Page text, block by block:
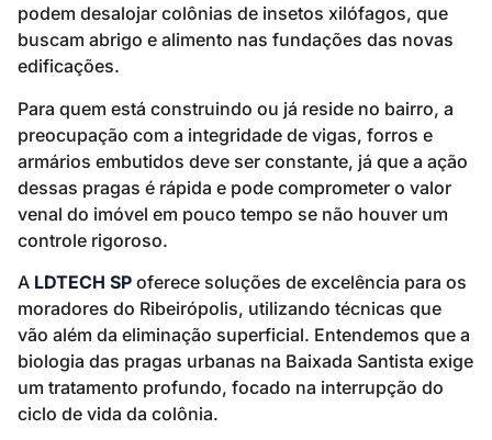
podem desalojar colônias de insetos xilófagos, que
buscam abrigo e alimento nas fundações das novas
edificações.
Para quem está construindo ou já reside no bairro, a
preocupação com a integridade de vigas, forros e
armários embutidos deve ser constante, já que a ação
dessas pragas é rápida e pode comprometer o valor
venal do imóvel em pouco tempo se não houver um
controle rigoroso.
A LDTECH SP oferece soluções de excelência para os
moradores do Ribeirópolis, utilizando técnicas que
vão além da eliminação superficial. Entendemos que a
biologia das pragas urbanas na Baixada Santista exige
um tratamento profundo, focado na interrupção do
ciclo de vida da colônia.